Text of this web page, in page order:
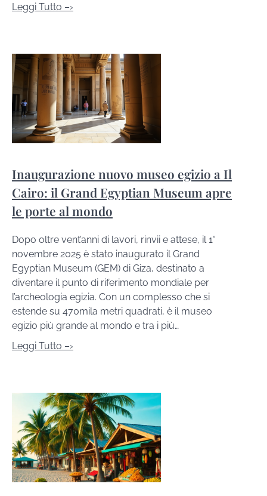
Leggi Tutto –›
Inaugurazione nuovo museo egizio a Il
Cairo: il Grand Egyptian Museum apre
le porte al mondo
Dopo oltre vent’anni di lavori, rinvii e attese, il 1°
novembre 2025 è stato inaugurato il Grand
Egyptian Museum (GEM) di Giza, destinato a
diventare il punto di riferimento mondiale per
l’archeologia egizia. Con un complesso che si
estende su 470mila metri quadrati, è il museo
egizio più grande al mondo e tra i più…
Leggi Tutto –›